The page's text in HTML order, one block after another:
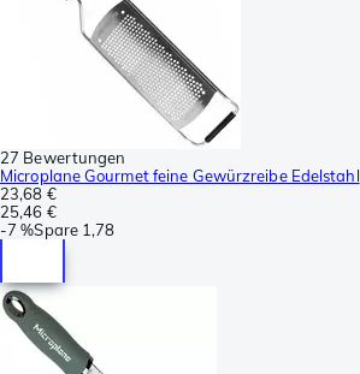
27 Bewertungen
Microplane Gourmet feine Gewürzreibe Edelstahl
23,68 €
25,46 €
-7 %Spare 1,78